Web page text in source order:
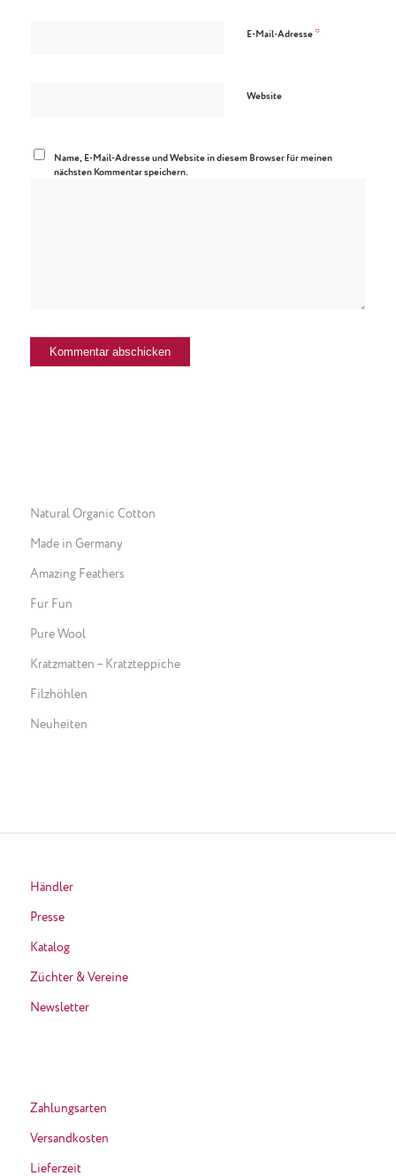
E-Mail-Adresse *
Website
Name, E-Mail-Adresse und Website in diesem Browser für meinen
nächsten Kommentar speichern.
Natural Organic Cotton
Made in Germany
Amazing Feathers
Fur Fun
Pure Wool
Kratzmatten – Kratzteppiche
Filzhöhlen
Neuheiten
Händler
Presse
Katalog
Züchter & Vereine
Newsletter
Zahlungsarten
Versandkosten
Lieferzeit